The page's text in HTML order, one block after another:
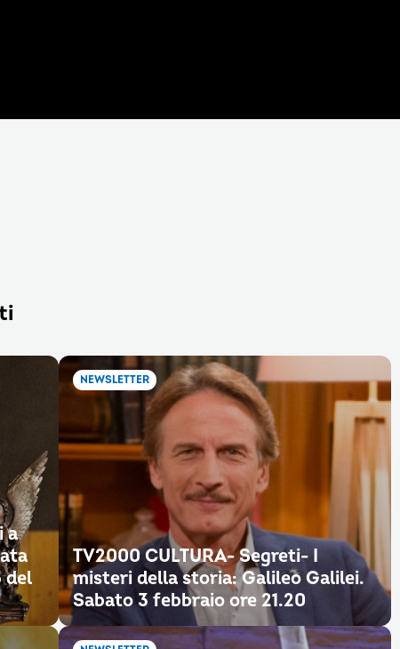
a
del
NEWSLETTER
TV2000 CULTURA- Segreti- I
misteri della storia: Galileo Galilei.
Sabato 3 febbraio ore 21.20